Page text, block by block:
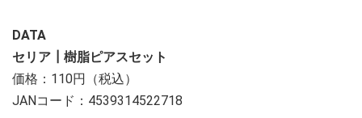
DATA
セリア┃樹脂ピアスセット
価格：110円（税込）
JANコード：4539314522718